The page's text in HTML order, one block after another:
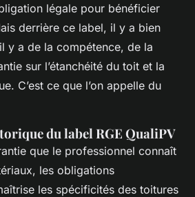
légale pour bénéficier
derrière ce label, il y a bien
y a de la compétence, de la
sur l’étanchéité du toit et la
C’est ce que l’on appelle du
du label RGE QualiPV
que le professionnel connaît
les obligations
les spécificités des toitures